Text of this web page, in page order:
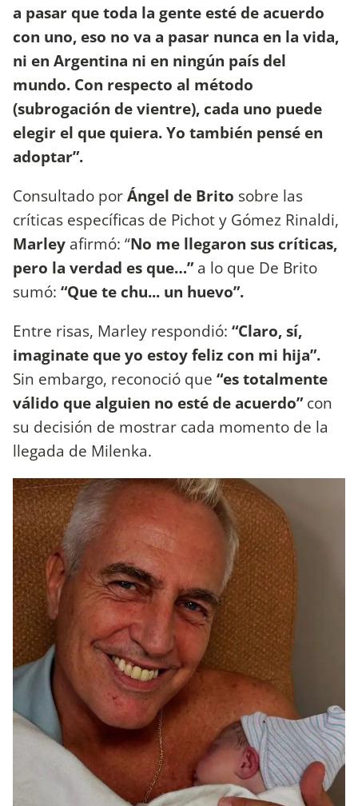
a pasar que toda la gente esté de acuerdo
con uno, eso no va a pasar nunca en la vida,
ni en Argentina ni en ningún país del
mundo. Con respecto al método
(subrogación de vientre), cada uno puede
elegir el que quiera. Yo también pensé en
adoptar”.
Consultado porÁngel de Brito sobre las
críticas específicas de Pichot y Gómez Rinaldi,
Marley afirmó: “No me llegaron sus críticas,
pero la verdad es que…”a lo que De Brito
sumó: “Que te chu... un huevo”.
Entre risas, Marley respondió: “Claro, sí,
imaginate que yo estoy feliz con mi hija”.
Sin embargo, reconoció que “es totalmente
válido que alguien no esté de acuerdo”con
su decisión de mostrar cada momento de la
llegada de Milenka.